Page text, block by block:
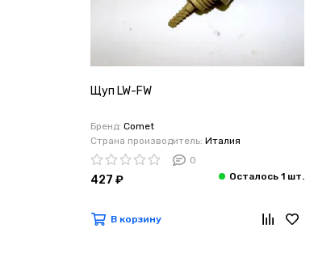
Щуп LW-FW
Бренд: Comet
Страна производитель: Италия
0
427 ₽
В корзину